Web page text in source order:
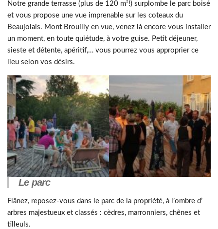
Notre grande terrasse (plus de 120 m²!) surplombe le parc boisé
et vous propose une vue imprenable sur les coteaux du
Beaujolais. Mont Brouilly en vue, venez là encore vous installer
un moment, en toute quiétude, à votre guise. Petit déjeuner,
sieste et détente, apéritif,… vous pourrez vous approprier ce
lieu selon vos désirs.
Le parc
Flânez, reposez-vous dans le parc de la propriété, à l’ombre d’
arbres majestueux et classés : cèdres, marronniers, chênes et
tilleuls.